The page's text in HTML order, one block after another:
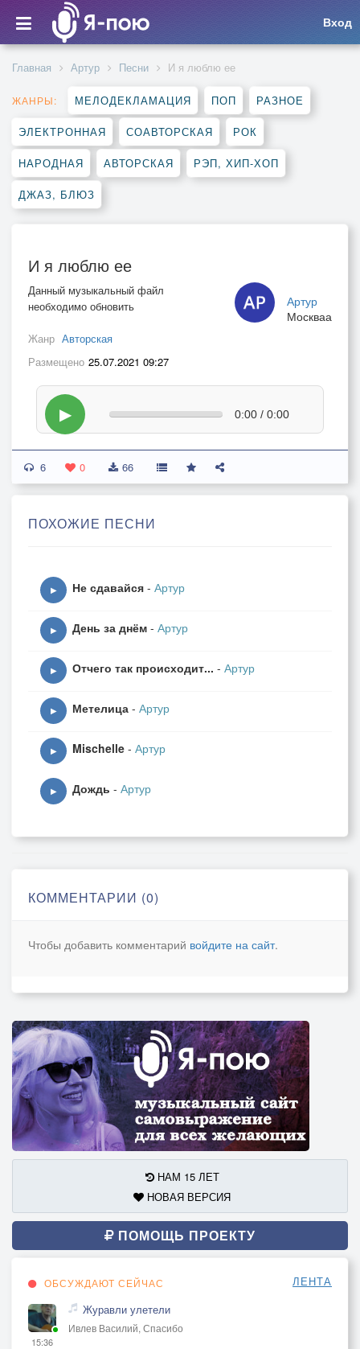
Вход
Главная Артур Песни И я люблю ее
ЖАНРЫ: МЕЛОДЕКЛАМАЦИЯ ПОП РАЗНОЕ
ЭЛЕКТРОННАЯ СОАВТОРСКАЯ РОК
НАРОДНАЯ АВТОРСКАЯ РЭП, ХИП-ХОП
ДЖАЗ, БЛЮЗ
И я люблю ее
Артур
Москваа
Данный музыкальный файл
необходимо обновить
Жанр Авторская
Размещено 25.07.2021 09:27
▶ 0:00 / 0:00
6 0 66
ПОХОЖИЕ ПЕСНИ
▶ Не сдавайся - Артур
▶ День за днём - Артур
▶ Отчего так происходит... - Артур
▶ Метелица - Артур
▶ Mischelle - Артур
▶ Дождь - Артур
КОММЕНТАРИИ (0)
Чтобы добавить комментарий войдите на сайт.
НАМ 15 ЛЕТ
НОВАЯ ВЕРСИЯ
ПОМОЩЬ ПРОЕКТУ
ОБСУЖДАЮТ СЕЙЧАС ЛЕНТА
15:36
Журавли улетели
Ивлев Василий, Спасибо